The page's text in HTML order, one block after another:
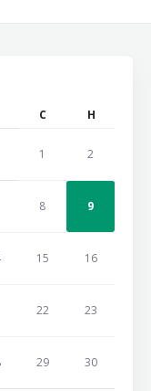
С Н
1 2
8 9
15 16
22 23
29 30